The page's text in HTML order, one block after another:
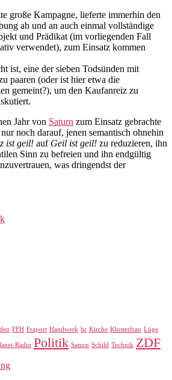
große Kampagne, lieferte immerhin den
ab und an auch einmal vollständige
und Prädikat (im vorliegenden Fall
verwendet), zum Einsatz kommen
ist, eine der sieben Todsünden mit
paaren (oder ist hier etwa die
gemeint?), um den Kaufanreiz zu
Jahr von Saturn zum Einsatz gebrachte
noch darauf, jenen semantisch ohnehin
ist geil! auf Geil ist geil! zu reduzieren, ihn
Sinn zu befreien und ihn endgültig
was dringendst der
FFH Fraport Handwerk hr Kirche Klosterfrau Lüge
Radio Politik Saturn Schild Technik ZDF